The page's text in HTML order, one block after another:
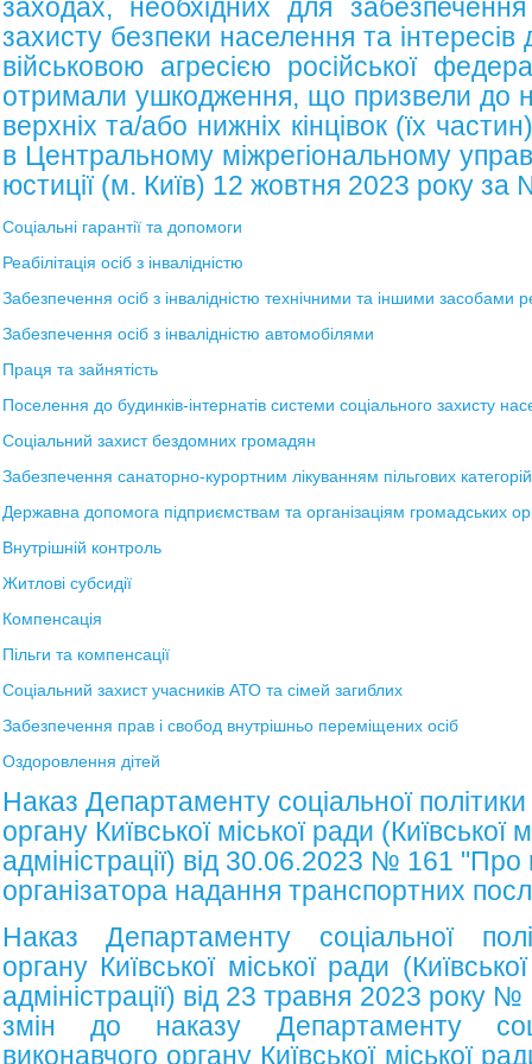
заходах, необхідних для
захисту безпеки населення та інтересів
військовою агресією російської
отримали ушкодження, що призвели до
верхніх та/або нижніх кінцівок (їх
в Центральному міжрегіональному
юстиції (м. Київ) 12 жовтня 2023 року
Соціальні гарантії та допомоги
Реабілітація осіб з інвалідністю
Забезпечення осіб з інвалідністю технічними та іншими засобами
Забезпечення осіб з інвалідністю автомобілями
Праця та зайнятість
Поселення до будинків-інтернатів системи соціального захисту
Соціальний захист бездомних громадян
Забезпечення санаторно-курортним лікуванням пільгових
Державна допомога підприємствам та організаціям громадських
Внутрішній контроль
Житлові субсидії
Компенсація
Пільги та компенсації
Соціальний захист учасників АТО та сімей загиблих
Забезпечення прав і свобод внутрішньо переміщених осіб
Оздоровлення дітей
Наказ Департаменту соціальної
органу Київської міської ради (Київської
адміністрації) від 30.06.2023 № 161
організатора надання транспортних
Наказ Департаменту соціальної
органу Київської міської ради
адміністрації) від 23 травня 2023 року
змін до наказу Департаменту
виконавчого органу Київської міської